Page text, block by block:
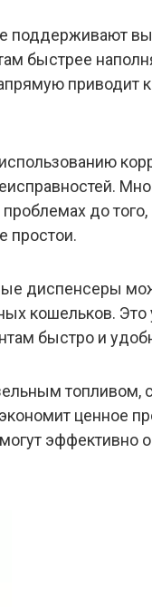
быстрее
до того,
простои.
диспенсеры
кошельков. Это
быстро и
топливом,
ценное
эффективно